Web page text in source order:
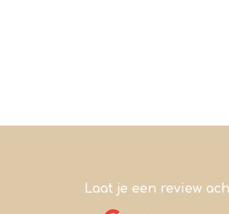
Laat je een review